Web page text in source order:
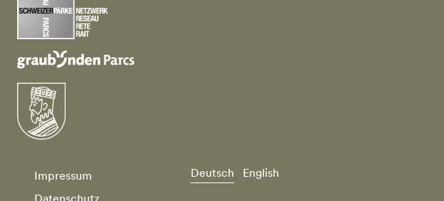
Impressum
Datenschutz
Deutsch English